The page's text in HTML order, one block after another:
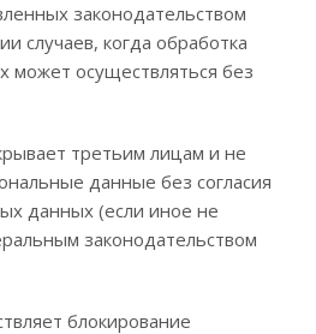
законодательством
случаев, когда обработка
может осуществляться без
третьим лицам и не
данные без согласия
данных (если иное не
законодательством
блокирование